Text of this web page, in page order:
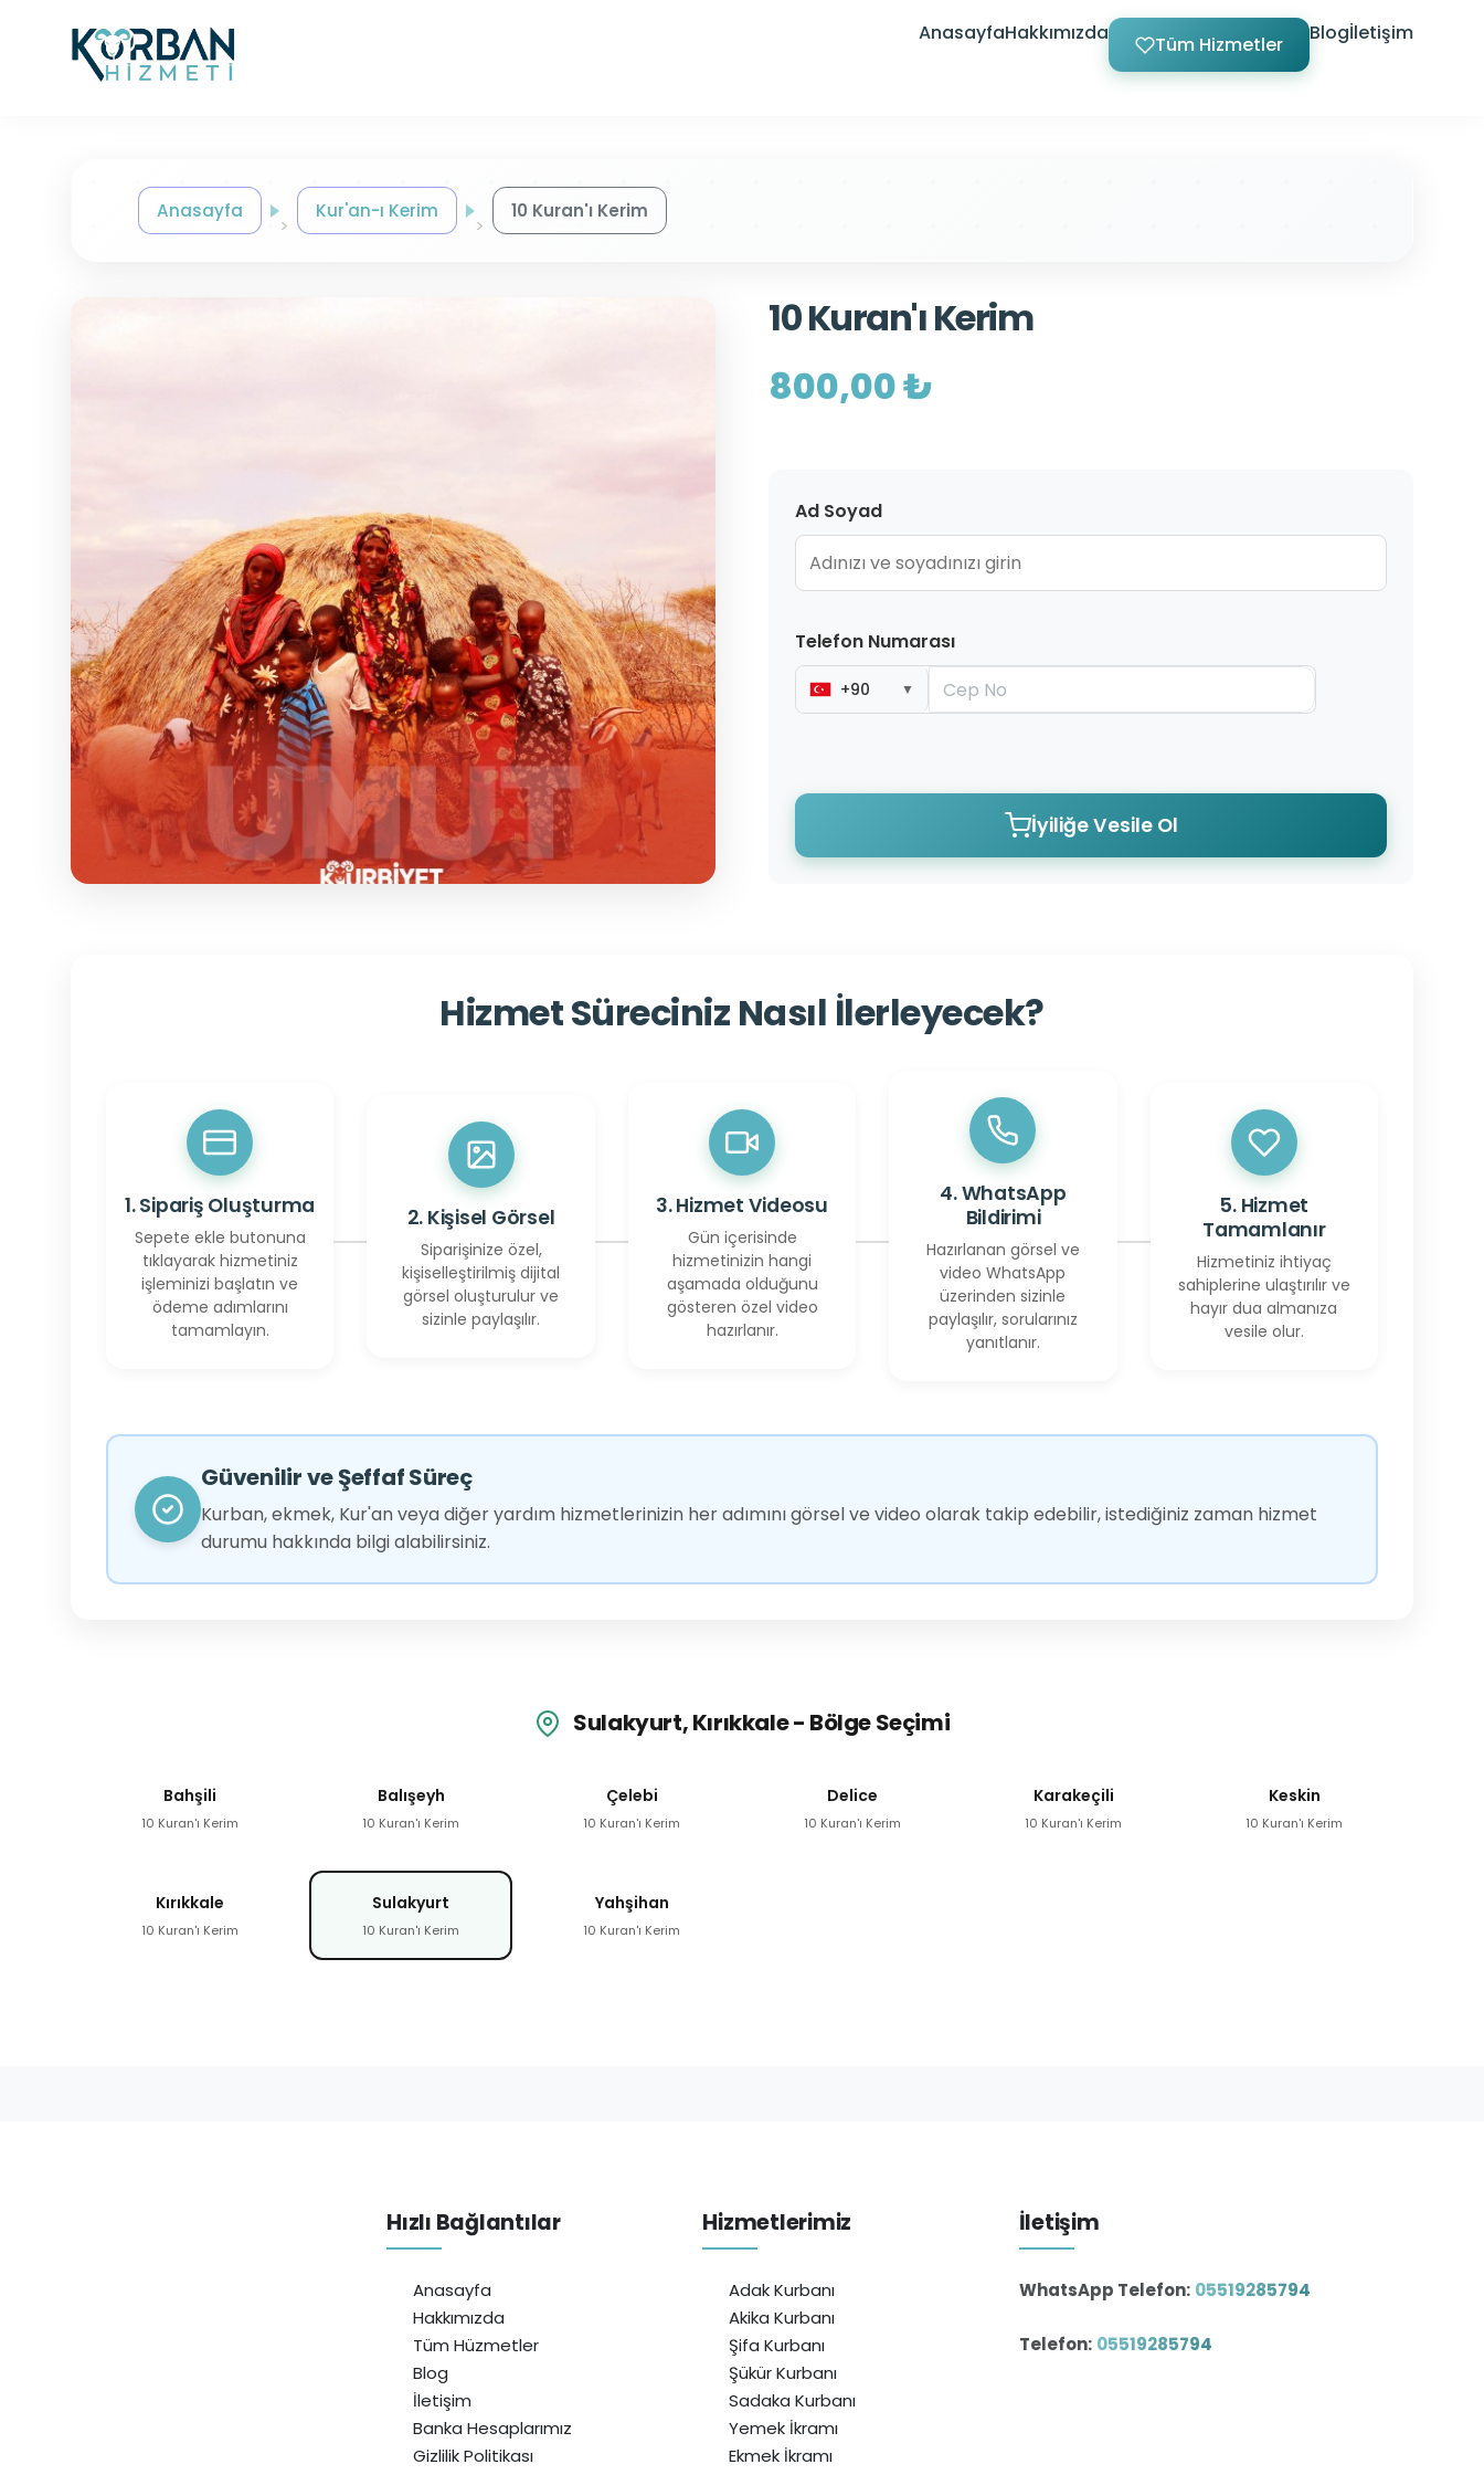
AnasayfaHakkımızda Tüm Hizmetler Blogİletişim
Anasayfa Kur'an-ı Kerim 10 Kuran'ı Kerim
10 Kuran'ı Kerim
800,00 ₺
Ad Soyad
Telefon Numarası
+90 ▼
İyiliğe Vesile Ol
Hizmet Süreciniz Nasıl İlerleyecek?
1. Sipariş Oluşturma
Sepete ekle butonuna
tıklayarak hizmetiniz
işleminizi başlatın ve
ödeme adımlarını
tamamlayın.
2. Kişisel Görsel
Siparişinize özel,
kişiselleştirilmiş dijital
görsel oluşturulur ve
sizinle paylaşılır.
3. Hizmet Videosu
Gün içerisinde
hizmetinizin hangi
aşamada olduğunu
gösteren özel video
hazırlanır.
4. WhatsApp
Bildirimi
Hazırlanan görsel ve
video WhatsApp
üzerinden sizinle
paylaşılır, sorularınız
yanıtlanır.
5. Hizmet
Tamamlanır
Hizmetiniz ihtiyaç
sahiplerine ulaştırılır ve
hayır dua almanıza
vesile olur.
Güvenilir ve Şeffaf Süreç
Kurban, ekmek, Kur'an veya diğer yardım hizmetlerinizin her adımını görsel ve video olarak takip edebilir, istediğiniz zaman hizmet
durumu hakkında bilgi alabilirsiniz.
Sulakyurt, Kırıkkale - Bölge Seçimi
Bahşili
10 Kuran'ı Kerim
Balışeyh
10 Kuran'ı Kerim
Çelebi
10 Kuran'ı Kerim
Delice
10 Kuran'ı Kerim
Karakeçili
10 Kuran'ı Kerim
Keskin
10 Kuran'ı Kerim
Kırıkkale
10 Kuran'ı Kerim
Sulakyurt
10 Kuran'ı Kerim
Yahşihan
10 Kuran'ı Kerim
Hızlı Bağlantılar
Anasayfa
Hakkımızda
Tüm Hüzmetler
Blog
İletişim
Banka Hesaplarımız
Gizlilik Politikası
Hizmetlerimiz
Adak Kurbanı
Akika Kurbanı
Şifa Kurbanı
Şükür Kurbanı
Sadaka Kurbanı
Yemek İkramı
Ekmek İkramı
İletişim
WhatsApp Telefon: 05519285794
Telefon: 05519285794